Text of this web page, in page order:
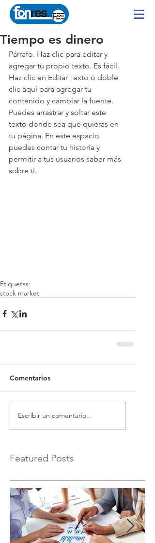
Tiempo es dinero
Párrafo. Haz clic para editar y
agregar tu propio texto. Es fácil.
Haz clic en Editar Texto o doble
clic aquí para agregar tu
contenido y cambiar la fuente.
Puedes arrastrar y soltar este
texto donde sea que quieras en
tu página. En este espacio
puedes contar tu historia y
permitir a tus usuarios saber más
sobre ti.
Etiquetas:
stock market
Comentarios
Escribir un comentario...
Featured Posts